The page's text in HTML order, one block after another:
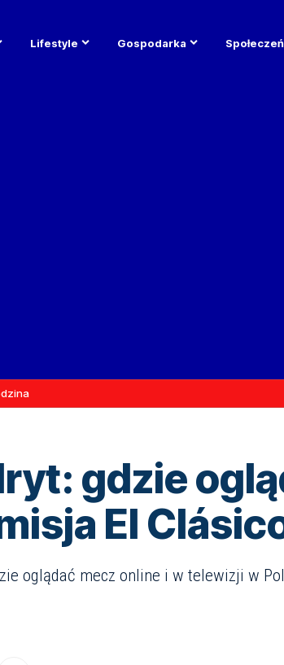
Lifestyle Gospodarka
gdzie
El
oglądać mecz online i w telewizji w